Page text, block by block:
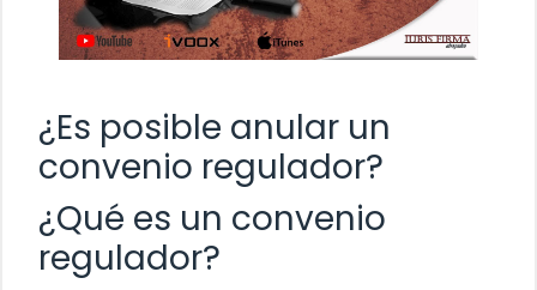
¿Es posible anular un
convenio regulador?
¿Qué es un convenio
regulador?